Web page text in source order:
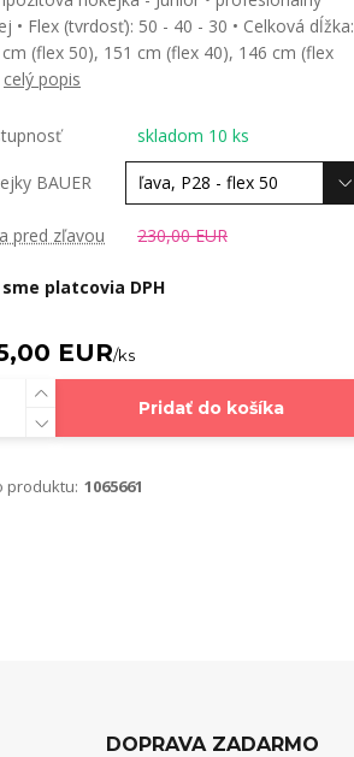
• Flex (tvrdosť): 50 - 40 - 30 • Celková dĺžka:
(flex 50), 151 cm (flex 40), 146 cm (flex
celý popis
skladom 10 ks
BAUER
pred zľavou 230,00 EUR
platcovia DPH
EUR/ks
Pridať do košíka
produktu: 1065661
DOPRAVA ZADARMO